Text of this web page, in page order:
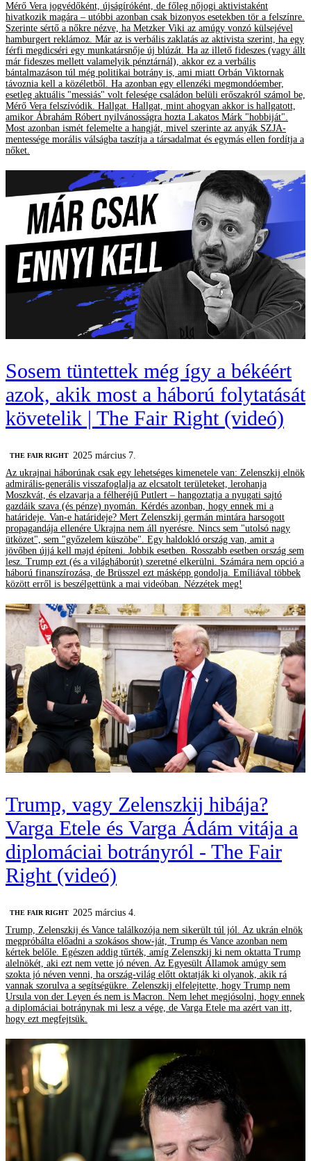
Mérő Vera jogvédőként, újságíróként, de főleg nőjogi aktivistaként
hivatkozik magára – utóbbi azonban csak bizonyos esetekben tör a felszínre.
Szerinte sértő a nőkre nézve, ha Metzker Viki az amúgy vonzó külsejével
hamburgert reklámoz. Már az is verbális zaklatás az aktivista szerint, ha egy
férfi megdicséri egy munkatársnője új blúzát. Ha az illető fideszes (vagy állt
már fideszes mellett valamelyik pénztárnál), akkor ez a verbális
bántalmazáson túl még politikai botrány is, ami miatt Orbán Viktornak
távoznia kell a közéletből. Ha azonban egy ellenzéki megmondóember,
esetleg aktuális "messiás" volt felesége családon belüli erőszakról számol be,
Mérő Vera felszívódik. Hallgat. Hallgat, mint ahogyan akkor is hallgatott,
amikor Ábrahám Róbert nyilvánosságra hozta Lakatos Márk "hobbiját".
Most azonban ismét felemelte a hangját, mivel szerinte az anyák SZJA-
mentessége morális válságba taszítja a társadalmat és egymás ellen fordítja a
nőket.
Sosem tüntettek még így a békéért
azok, akik most a háború folytatását
követelik | The Fair Right (videó)
‎THE FAIR RIGHT
2025 március 7.
Az ukrajnai háborúnak csak egy lehetséges kimenetele van: Zelenszkij elnök
admirális-generális visszafoglalja az elcsatolt területeket, lerohanja
Moszkvát, és elzavarja a félheréjű Putlert – hangoztatja a nyugati sajtó
gazdáik szava (és pénze) nyomán. Kérdés azonban, hogy ennek mi a
határideje. Van-e határideje? Mert Zelenszkij germán mintára harsogott
propagandája ellenére Ukrajna nem áll nyerésre. Nincs sem "utolsó nagy
ütközet", sem "győzelem küszöbe". Egy haldokló ország van, amit a
jövőben újjá kell majd építeni. Jobbik esetben. Rosszabb esetben ország sem
lesz. Trump ezt (és a világháborút) szeretné elkerülni. Számára nem opció a
háború finanszírozása, de Brüsszel ezt másképp gondolja. Emíliával többek
között erről is beszélgettünk a mai videóban. Nézzétek meg!
Trump, vagy Zelenszkij hibája?
Varga Etele és Varga Ádám vitája a
diplomáciai botrányról - The Fair
Right (videó)
‎THE FAIR RIGHT
2025 március 4.
Trump, Zelenszkij és Vance találkozója nem sikerült túl jól. Az ukrán elnök
megpróbálta előadni a szokásos show-ját, Trump és Vance azonban nem
kértek belőle. Egészen addig tűrték, amíg Zelenszkij ki nem oktatta Trump
alelnökét, aki ezt nem vette jó néven. Az Egyesült Államok amúgy sem
szokta jó néven venni, ha ország-világ előtt oktatják ki olyanok, akik rá
vannak szorulva a segítségükre. Zelenszkij elfelejtette, hogy Trump nem
Ursula von der Leyen és nem is Macron. Nem lehet megjósolni, hogy ennek
a diplomáciai botránynak mi lesz a vége, de Varga Etele ma azért van itt,
hogy ezt megfejtsük.